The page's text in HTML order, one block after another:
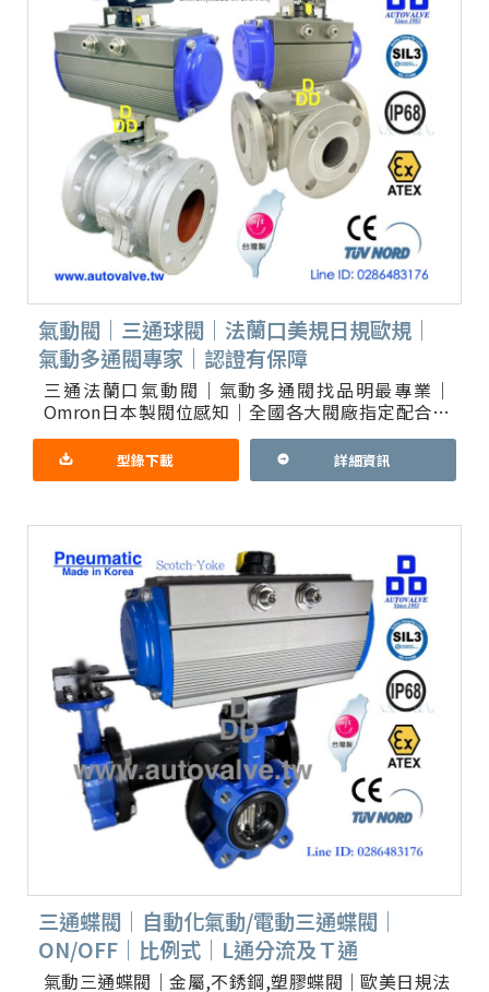
氣動閥｜三通球閥｜法蘭口美規日規歐規｜
氣動多通閥專家｜認證有保障
三通法蘭口氣動閥｜氣動多通閥找品明最專業｜
Omron日本製閥位感知｜全國各大閥廠指定配合一
條龍服務 氣動開關三通切換｜三通比例控制閥｜選
配4通或5通閥｜多段切換
型錄下載 詳細資訊
三通蝶閥｜自動化氣動/電動三通蝶閥｜
ON/OFF｜比例式｜L通分流及Ｔ通
氣動三通蝶閥｜金屬,不銹鋼,塑膠蝶閥｜歐美日規法